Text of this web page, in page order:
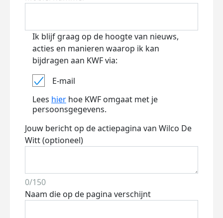
Ik blijf graag op de hoogte van nieuws,
acties en manieren waarop ik kan
bijdragen aan KWF via:
E-mail
Lees hier hoe KWF omgaat met je
persoonsgegevens.
Jouw bericht op de actiepagina van Wilco De
Witt (optioneel)
0/150
Naam die op de pagina verschijnt